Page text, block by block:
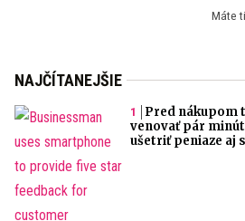
Máte
NAJČÍTANEJŠIE
Pred nákupom
venovať pár
ušetriť peniaze aj